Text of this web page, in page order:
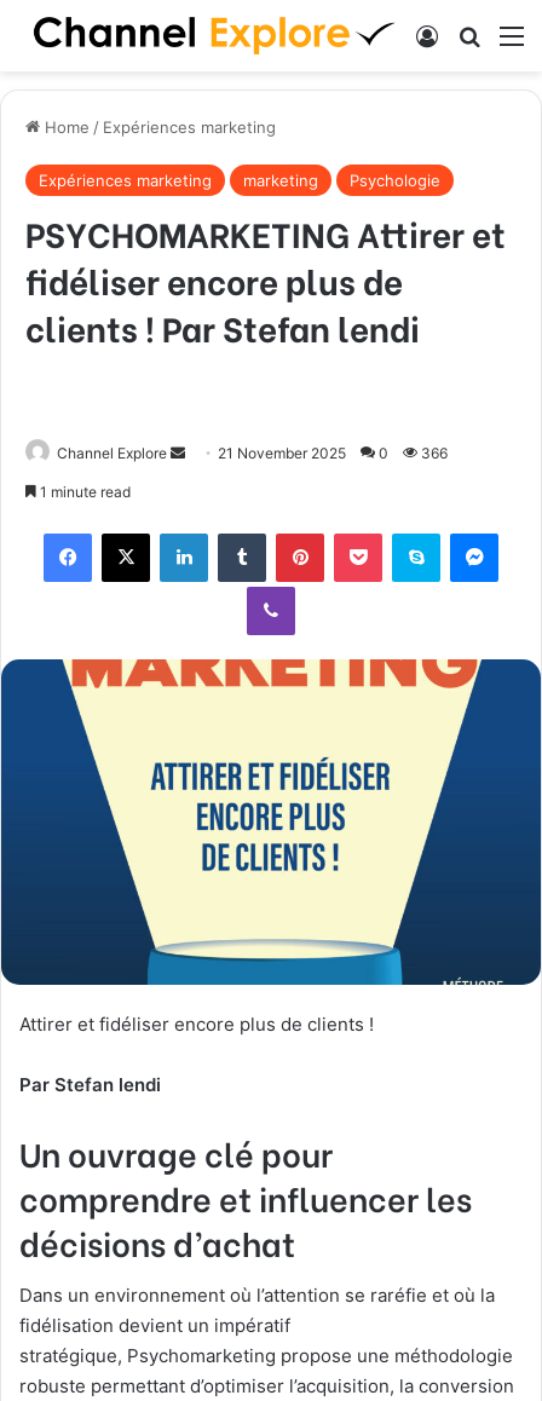
Log In
Home / Expériences marketing
Expériences marketing marketing Psychologie
PSYCHOMARKETING Attirer et
fidéliser encore plus de
clients ! Par Stefan lendi
Channel Explore
a
m
a
21 November 2025 0 366
1 minute read
Viber
Attirer et fidéliser encore plus de clients !
Par Stefan lendi
Un ouvrage clé pour
comprendre et influencer les
décisions d’achat
Dans un environnement où l’attention se raréfie et où la
fidélisation devient un impératif
stratégique, Psychomarketing propose une méthodologie
robuste permettant d’optimiser l’acquisition, la conversion